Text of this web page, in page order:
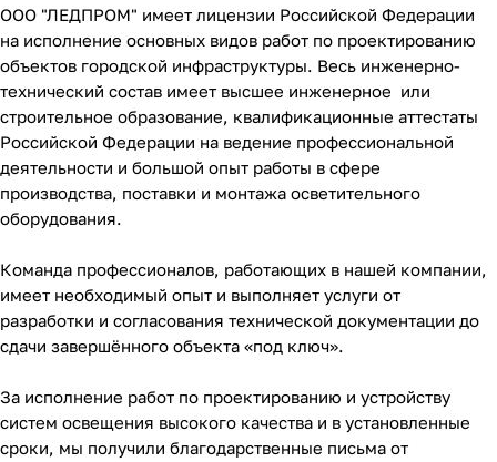
ООО "ЛЕДПРОМ" имеет лицензии Российской Федерации
на исполнение основных видов работ по проектированию
объектов городской инфраструктуры. Весь инженерно-
технический состав имеет высшее инженерное или
строительное образование, квалификационные аттестаты
Российской Федерации на ведение профессиональной
деятельности и большой опыт работы в сфере
производства, поставки и монтажа осветительного
оборудования.
Команда профессионалов, работающих в нашей компании,
имеет необходимый опыт и выполняет услуги от
разработки и согласования технической документации до
сдачи завершённого объекта «под ключ».
За исполнение работ по проектированию и устройству
систем освещения высокого качества и в установленные
сроки, мы получили благодарственные письма от